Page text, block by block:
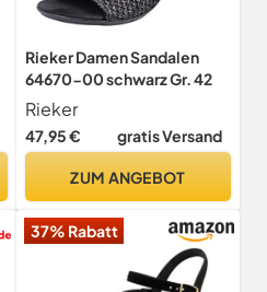
Rieker Damen Sandalen
64670-00 schwarz Gr. 42
Rieker
47,95 € gratis Versand
ZUM ANGEBOT
37% Rabatt